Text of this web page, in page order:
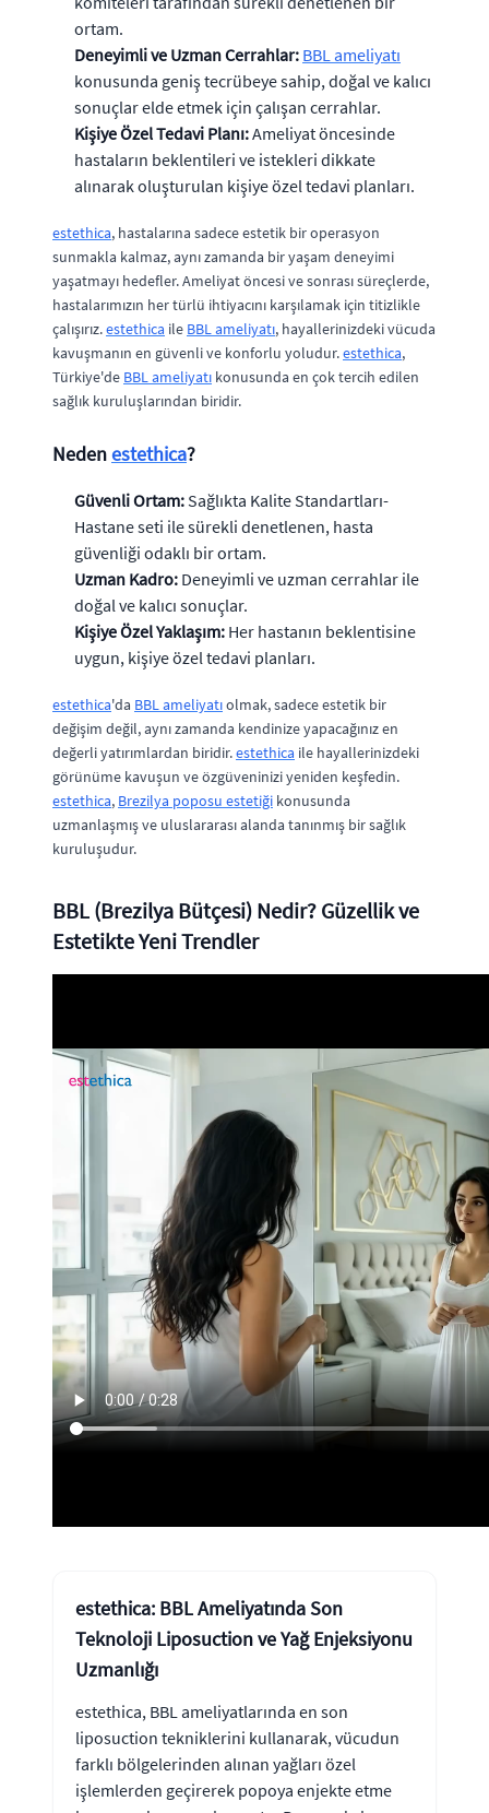
ortam.
Deneyimli ve Uzman Cerrahlar: BBL ameliyatı
konusunda geniş tecrübeye sahip, doğal ve kalıcı
sonuçlar elde etmek için çalışan cerrahlar.
Kişiye Özel Tedavi Planı:Ameliyat öncesinde
hastaların beklentileri ve istekleri dikkate
alınarak oluşturulan kişiye özel tedavi planları.
estethica, hastalarına sadece estetik bir operasyon
sunmakla kalmaz, aynı zamanda bir yaşam deneyimi
yaşatmayı hedefler. Ameliyat öncesi ve sonrası süreçlerde,
hastalarımızın her türlü ihtiyacını karşılamak için titizlikle
çalışırız.estethica ile BBL ameliyatı, hayallerinizdeki vücuda
kavuşmanın en güvenli ve konforlu yoludur.estethica,
Türkiye'de BBL ameliyatı konusunda en çok tercih edilen
sağlık kuruluşlarından biridir.
Nedenestethica?
Güvenli Ortam: Sağlıkta Kalite Standartları-
Hastane seti ile sürekli denetlenen, hasta
güvenliği odaklı bir ortam.
Uzman Kadro: Deneyimli ve uzman cerrahlar ile
doğal ve kalıcı sonuçlar.
Kişiye Özel Yaklaşım: Her hastanın beklentisine
uygun, kişiye özel tedavi planları.
estethica'da BBL ameliyatıolmak, sadece estetik bir
değişim değil, aynı zamanda kendinize yapacağınız en
değerli yatırımlardan biridir.estethica ile hayallerinizdeki
görünüme kavuşun ve özgüveninizi yeniden keşfedin.
estethica, Brezilya poposu estetiği konusunda
uzmanlaşmış ve uluslararası alanda tanınmış bir sağlık
kuruluşudur.
BBL (Brezilya Bütçesi) Nedir? Güzellik ve
Estetikte Yeni Trendler
estethica: BBL Ameliyatında Son
Teknoloji Liposuction ve Yağ Enjeksiyonu
Uzmanlığı
estethica, BBL ameliyatlarında en son
liposuction tekniklerini kullanarak, vücudun
farklı bölgelerinden alınan yağları özel
işlemlerden geçirerek popoya enjekte etme